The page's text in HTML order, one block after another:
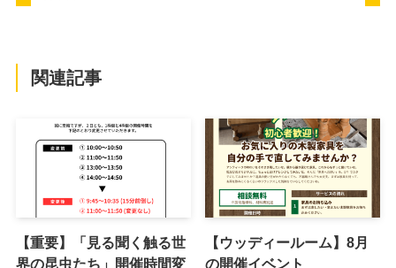
関連記事
【重要】「見る聞く触る世
界の昆虫たち」開催時間変
【ウッディールーム】8月
の開催イベント